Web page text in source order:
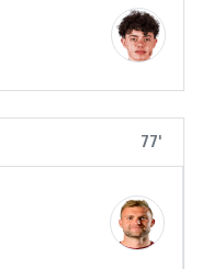
77'